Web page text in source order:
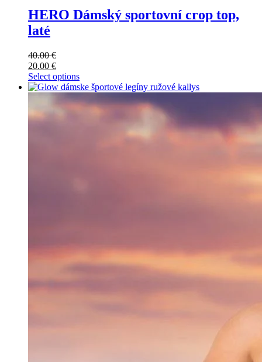
HERO Dámský sportovní crop top,
laté
40.00€
20.00 €
Select options